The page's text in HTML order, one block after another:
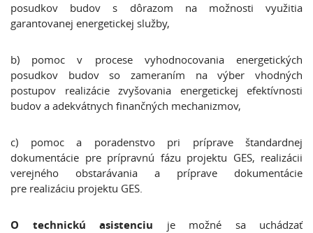
posudkov budov s dôrazom na možnosti využitia
garantovanej energetickej služby,
b) pomoc v procese vyhodnocovania energetických
posudkov budov so zameraním na výber vhodných
postupov realizácie zvyšovania energetickej efektívnosti
budov a adekvátnych finančných mechanizmov,
c) pomoc a poradenstvo pri príprave štandardnej
dokumentácie pre prípravnú fázu projektu GES, realizácii
verejného obstarávania a príprave dokumentácie
pre realizáciu projektu GES.
O technickú asistenciu je možné sa uchádzať